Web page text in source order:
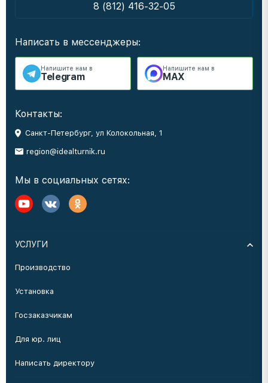
8 (812) 416-32-05
Написать в мессенджеры:
Напишите нам в
Telegram
Напишите нам в
MAX
Контакты:
Санкт-Петербург, ул Колокольная, 1
region@idealturnik.ru
Мы в социальных сетях:
УСЛУГИ
Производство
Установка
Госзаказчикам
Для юр. лиц
Написать директору